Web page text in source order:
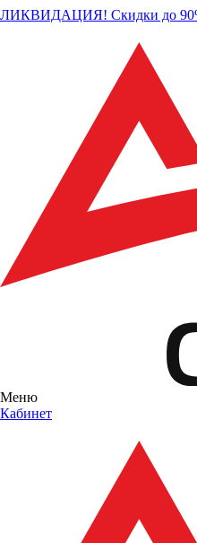
ЛИКВИДАЦИЯ! Скидки до
Меню
Кабинет